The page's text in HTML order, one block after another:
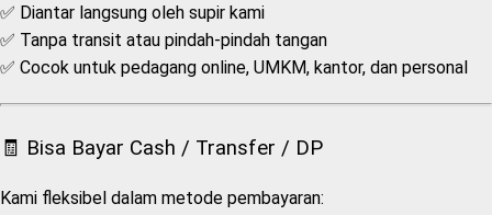
✅ Diantar langsung oleh supir kami
✅ Tanpa transit atau pindah-pindah tangan
✅ Cocok untuk pedagang online, UMKM, kantor, dan personal
🧾 Bisa Bayar Cash / Transfer / DP
Kami fleksibel dalam metode pembayaran: